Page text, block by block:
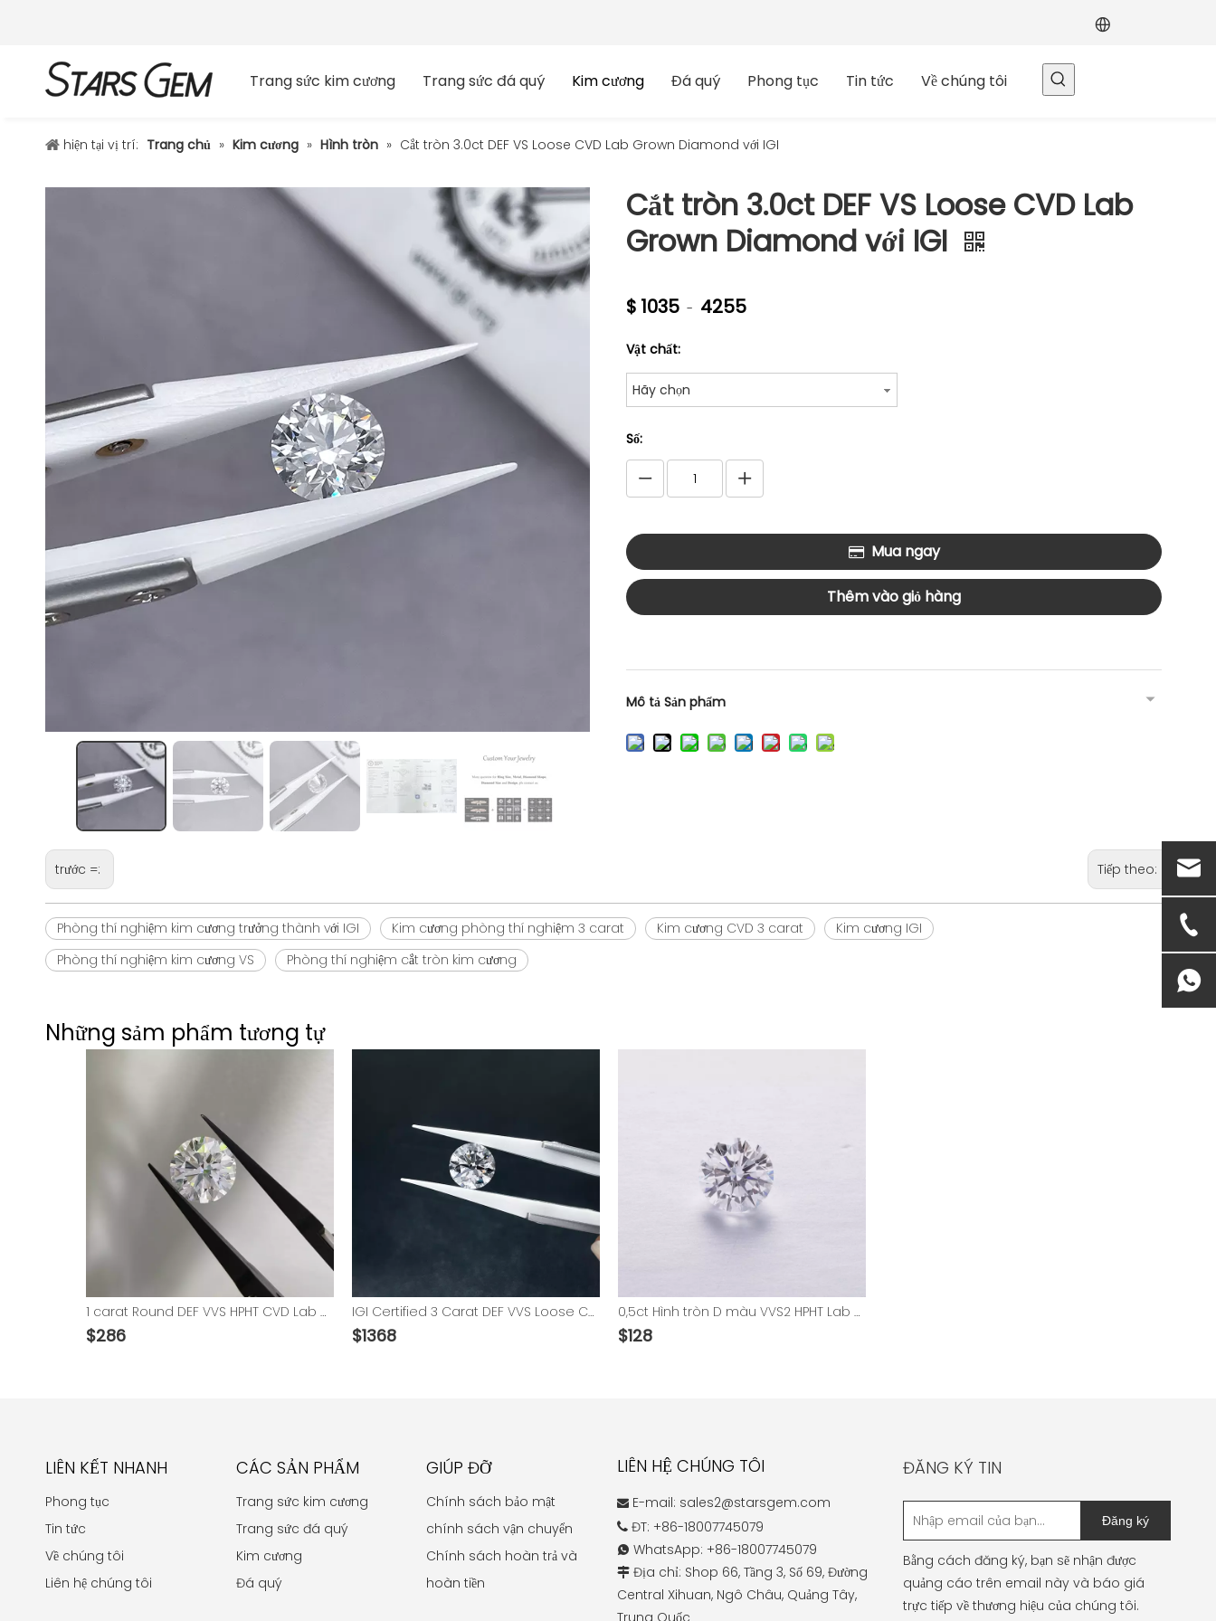
Trang sức kim cương Trang sức đá quý Kim cương Đá quý Phong tục Tin tức Về chúng tôi
hiện tại vị trí: Trang chủ » Kim cương » Hình tròn » Cắt tròn 3.0ct DEF VS Loose CVD Lab Grown Diamond với IGI
Cắt tròn 3.0ct DEF VS Loose CVD Lab
Grown Diamond với IGI
$ 1035 - 4255
Vật chất:
Hãy chọn
Số:
Mua ngay
Thêm vào giỏ hàng
Mô tả Sản phẩm
trước =: Tiếp theo:
Phòng thí nghiệm kim cương trưởng thành với IGI Kim cương phòng thí nghiệm 3 carat Kim cương CVD 3 carat
Kim cương IGI
Phòng thí nghiệm kim cương VS
Phòng thí nghiệm cắt tròn kim cương
Những sảm phẩm tương tự
1 carat Round DEF VVS HPHT CVD Lab Grown Diamond với IGI
$286
IGI Certified 3 Carat DEF VVS Loose CVD Lab Grown Diamond
$1368
0,5ct Hình tròn D màu VVS2 HPHT Lab Grown Diamond
$128
LIÊN KẾT NHANH
Phong tục
Tin tức
Về chúng tôi
Liên hệ chúng tôi
CÁC SẢN PHẨM
Trang sức kim cương
Trang sức đá quý
Kim cương
Đá quý
GIÚP ĐỠ
Chính sách bảo mật
chính sách vận chuyển
Chính sách hoàn trả và
hoàn tiền
LIÊN HỆ CHÚNG TÔI
E-mail: sales2@starsgem.com
ĐT: +86-18007745079
 WhatsApp: +86-18007745079
Địa chỉ: Shop 66, Tầng 3, Số 69, Đường
Central Xihuan, Ngô Châu, Quảng Tây,
Trung Quốc
ĐĂNG KÝ TIN
Đăng ký
Bằng cách đăng ký, bạn sẽ nhận được
quảng cáo trên email này và báo giá
trực tiếp về thương hiệu của chúng tôi.